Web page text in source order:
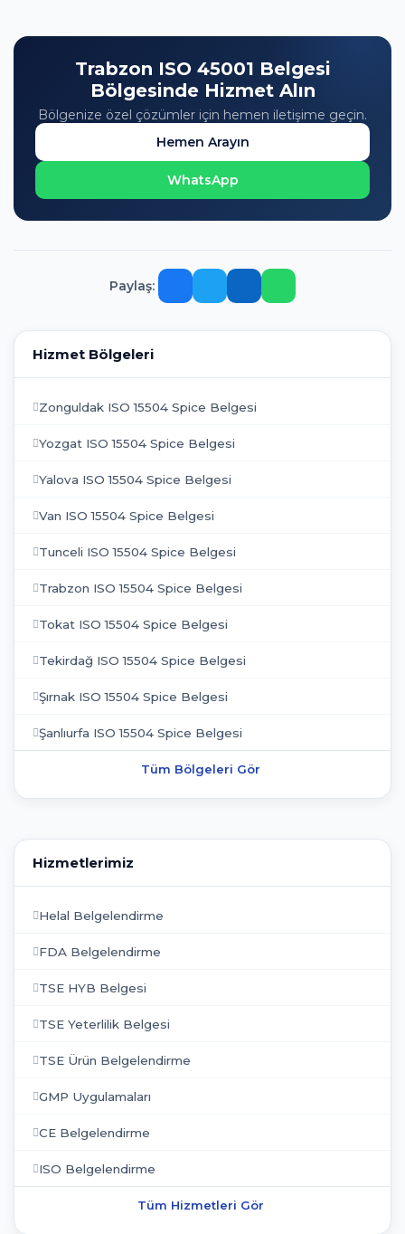
Trabzon ISO 45001 Belgesi
Bölgesinde Hizmet Alın
Bölgenize özel çözümler için hemen iletişime geçin.
Hemen Arayın
WhatsApp
Paylaş:
Hizmet Bölgeleri
Zonguldak ISO 15504 Spice Belgesi
Yozgat ISO 15504 Spice Belgesi
Yalova ISO 15504 Spice Belgesi
Van ISO 15504 Spice Belgesi
Tunceli ISO 15504 Spice Belgesi
Trabzon ISO 15504 Spice Belgesi
Tokat ISO 15504 Spice Belgesi
Tekirdağ ISO 15504 Spice Belgesi
Şırnak ISO 15504 Spice Belgesi
Şanlıurfa ISO 15504 Spice Belgesi
Tüm Bölgeleri Gör
Hizmetlerimiz
Helal Belgelendirme
FDA Belgelendirme
TSE HYB Belgesi
TSE Yeterlilik Belgesi
TSE Ürün Belgelendirme
GMP Uygulamaları
CE Belgelendirme
ISO Belgelendirme
Tüm Hizmetleri Gör